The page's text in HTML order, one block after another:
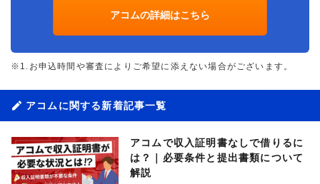
アコムの詳細はこちら
※1.お申込時間や審査によりご希望に添えない場合がございます。
アコムに関する新着記事一覧
アコムで収入証明書なしで借りるに
は？｜必要条件と提出書類について
解説